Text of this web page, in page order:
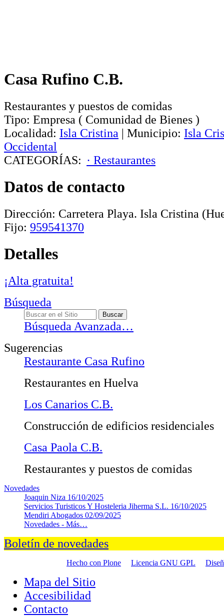
Casa Rufino C.B.
Restaurantes y puestos de comidas
Tipo: Empresa ( Comunidad de Bienes )
Localidad: Isla Cristina | Municipio: Isla
Occidental
CATEGORÍAS: · Restaurantes
Datos de contacto
Dirección: Carretera Playa. Isla Cristina
Fijo: 959541370
Detalles
¡Alta gratuita!
Búsqueda
Búsqueda Avanzada…
Sugerencias
Restaurante Casa Rufino
Restaurantes en Huelva
Los Canarios C.B.
Construcción de edificios residenciales
Casa Paola C.B.
Restaurantes y puestos de comidas
Novedades
Joaquin Niza 16/10/2025
Servicios Turisticos Y Hosteleria Jiherma S.L. 16/10/2025
Mendiri Abogados 02/09/2025
Novedades - Más…
Boletín de novedades
Hecho con Plone Licencia GNU GPL
Mapa del Sitio
Accesibilidad
Contacto